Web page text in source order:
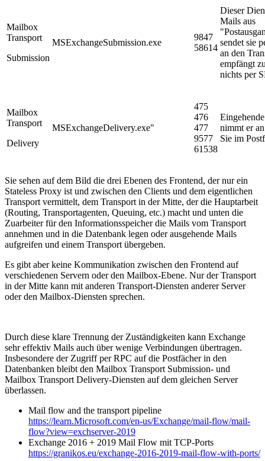
Mailbox
Transport
Submission
MSExchangeSubmission.exe
9847
58614
Dieser
Mails aus
sendet sie
an den
empfängt
nichts per
Mailbox
Transport
Delivery
MSExchangeDelivery.exe"
475
476
477
9577
61538
nimmt er
Sie im
Sie sehen auf dem Bild die drei Ebenen des Frontend, der nur ein
Stateless Proxy ist und zwischen den Clients und dem eigentlichen
Transport vermittelt, dem Transport in der Mitte, der die Hauptarbeit
(Routing, Transportagenten, Queuing, etc.) macht und unten die
Zuarbeiter für den Informationsspeicher die Mails vom Transport
annehmen und in die Datenbank legen oder ausgehende Mails
aufgreifen und einem Transport übergeben.
Es gibt aber keine Kommunikation zwischen den Frontend auf
verschiedenen Servern oder den Mailbox-Ebene. Nur der Transport
in der Mitte kann mit anderen Transport-Diensten anderer Server
oder den Mailbox-Diensten sprechen.
Durch diese klare Trennung der Zuständigkeiten kann Exchange
sehr effektiv Mails auch über wenige Verbindungen übertragen.
Insbesondere der Zugriff per RPC auf die Postfächer in den
Datenbanken bleibt den Mailbox Transport Submission- und
Mailbox Transport Delivery-Diensten auf dem gleichen Server
überlassen.
Mail flow and the transport pipeline
https://learn.Microsoft.com/en-us/Exchange/mail-flow/mail-
flow?view=exchserver-2019
Exchange 2016 + 2019 Mail Flow mit TCP-Ports
https://granikos.eu/exchange-2016-2019-mail-flow-with-ports/